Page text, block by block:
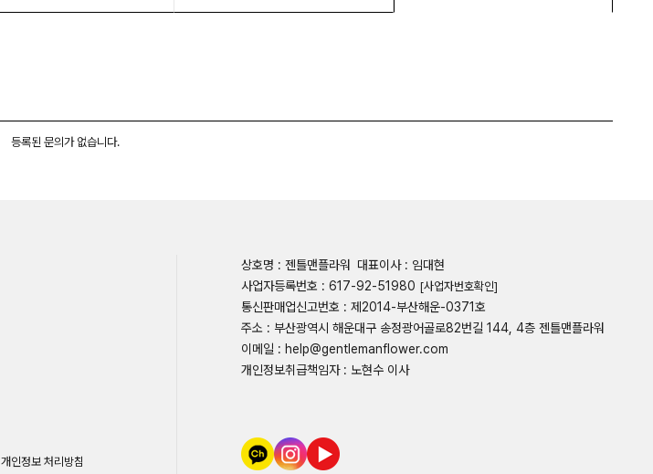
등록된 문의가 없습니다.
개인정보 처리방침
상호명 : 젠틀맨플라워
대표이사 : 임대현
사업자등록번호 : 617-92-51980 [사업자번호확인]
통신판매업신고번호 : 제2014-부산해운-0371호
주소 : 부산광역시 해운대구 송정광어골로82번길 144, 4층 젠틀맨플라워
이메일 : help@gentlemanflower.com
개인정보취급책임자 : 노현수 이사